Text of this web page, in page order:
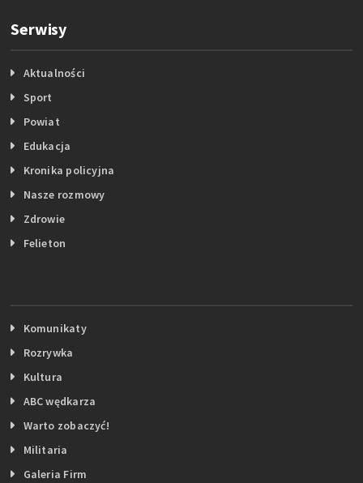
Serwisy
Aktualności
Sport
Powiat
Edukacja
Kronika policyjna
Nasze rozmowy
Zdrowie
Felieton
Komunikaty
Rozrywka
Kultura
ABC wędkarza
Warto zobaczyć!
Militaria
Galeria Firm